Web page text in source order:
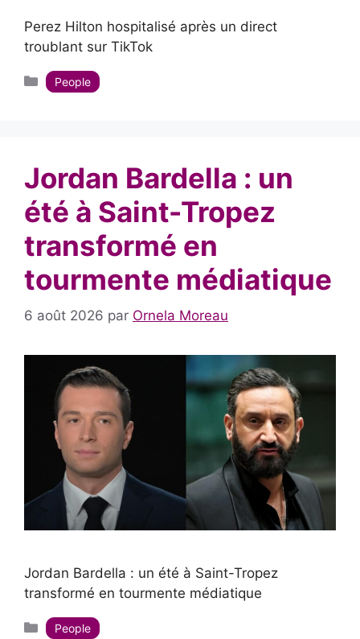
Perez Hilton hospitalisé après un direct
troublant sur TikTok
Catégories
People
Jordan Bardella : un
été à Saint-Tropez
transformé en
tourmente médiatique
6 août 2026 par Ornela Moreau
Jordan Bardella : un été à Saint-Tropez
transformé en tourmente médiatique
Catégories
People